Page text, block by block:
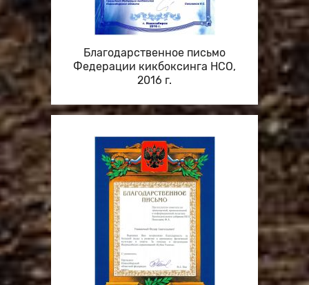
Благодарственное письмо
Федерации кикбоксинга НСО,
2016 г.